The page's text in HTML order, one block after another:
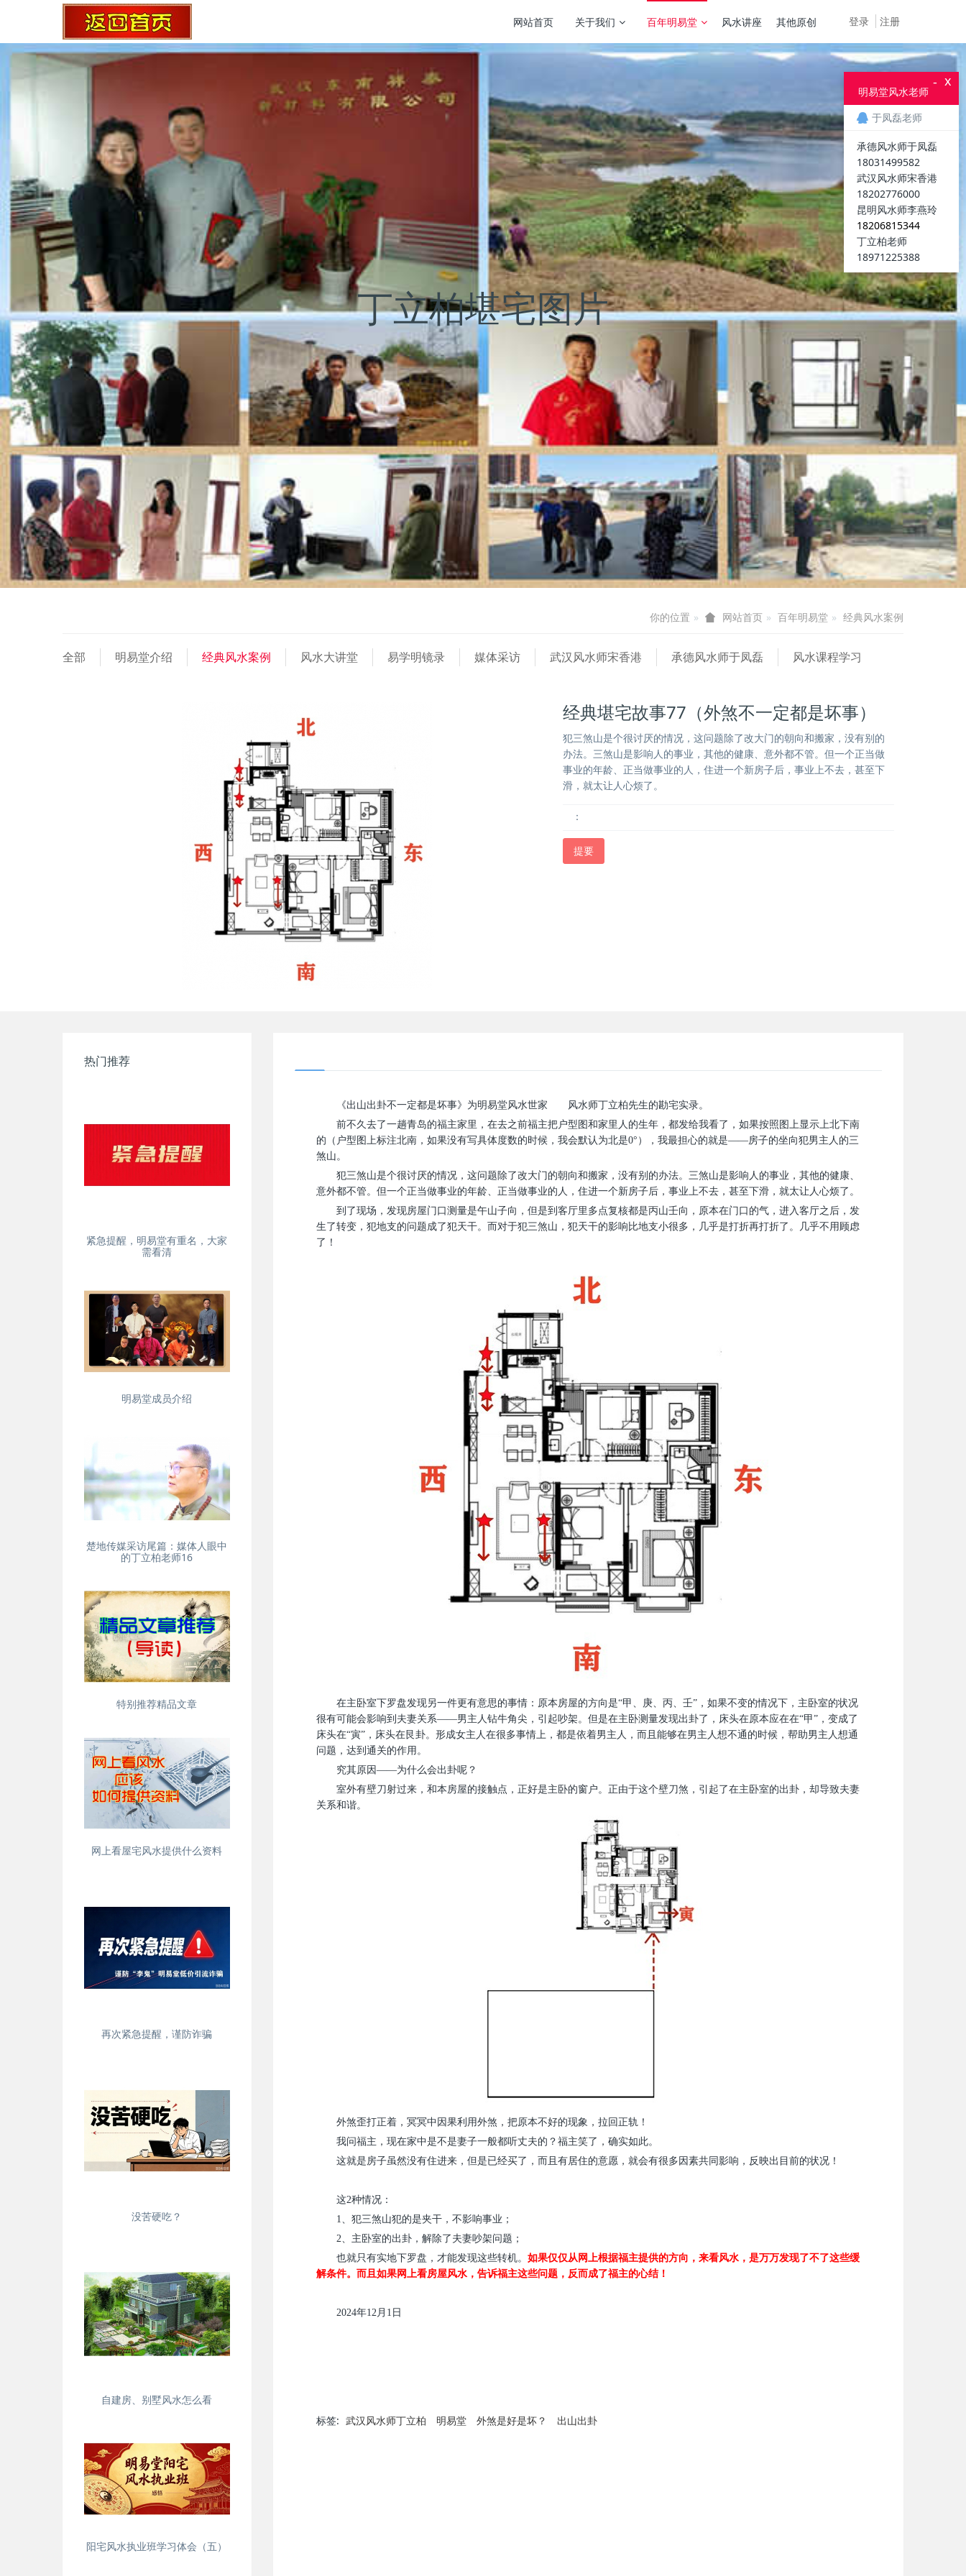
登录 注册
网站首页 关于我们 百年明易堂 风水讲座 其他原创
丁立柏堪宅图片
你的位置 网站首页 百年明易堂 经典风水案例
全部 明易堂介绍 经典风水案例 风水大讲堂 易学明镜录 媒体采访 武汉风水师宋香港 承德风水师于凤磊 风水课程学习
经典堪宅故事77（外煞不一定都是坏事）
犯三煞山是个很讨厌的情况，这问题除了改大门的朝向和搬家，没有别的
办法。三煞山是影响人的事业，其他的健康、意外都不管。但一个正当做
事业的年龄、正当做事业的人，住进一个新房子后，事业上不去，甚至下
滑，就太让人心烦了。
：
提要
《出山出卦不一定都是坏事》为明易堂风水世家
风水师丁立柏先生的勘宅实录。
前不久去了一趟青岛的福主家里，在去之前福主把户型图和家里人的生年，都发给我看了，如果按照图上显示上北下南
的（户型图上标注北南，如果没有写具体度数的时候，我会默认为北是0°），我最担心的就是——房子的坐向犯男主人的三
煞山。
犯三煞山是个很讨厌的情况，这问题除了改大门的朝向和搬家，没有别的办法。三煞山是影响人的事业，其他的健康、
意外都不管。但一个正当做事业的年龄、正当做事业的人，住进一个新房子后，事业上不去，甚至下滑，就太让人心烦了。
到了现场，发现房屋门口测量是午山子向，但是到客厅里多点复核都是丙山壬向，原本在门口的气，进入客厅之后，发
生了转变，犯地支的问题成了犯天干。而对于犯三煞山，犯天干的影响比地支小很多，几乎是打折再打折了。几乎不用顾虑
了！
在主卧室下罗盘发现另一件更有意思的事情： 原本房屋的方向是“甲、庚、丙、壬”，如果不变的情况下，主卧室的状况
很有可能会影响到夫妻关系——男主人钻牛角尖，引起吵架。但是在主卧测量发现出卦了，床头在原本应在在“甲”，变成了
床头在“寅”，床头在艮卦。形成女主人在很多事情上，都是依着男主人，而且能够在男主人想不通的时候，帮助男主人想通
问题，达到通关的作用。
究其原因——为什么会出卦呢？
室外有壁刀射过来，和本房屋的接触点，正好是主卧的窗户。正由于这个壁刀煞，引起了在主卧室的出卦，却导致夫妻
关系和谐。
外煞歪打正着，冥冥中因果利用外煞，把原本不好的现象，拉回正轨！
我问福主，现在家中是不是妻子一般都听丈夫的？福主笑了，确实如此。
这就是房子虽然没有住进来，但是已经买了，而且有居住的意愿，就会有很多因素共同影响，反映出目前的状况！
这2种情况：
1、犯三煞山犯的是夹干，不影响事业；
2、主卧室的出卦，解除了夫妻吵架问题；
也就只有实地下罗盘，才能发现这些转机。 如果仅仅从网上根据福主提供的方向，来看风水，是万万发现了不了这些缓
解条件。而且如果网上看房屋风水，告诉福主这些问题，反而成了福主的心结！
2024年12月1日
标签: 武汉风水师丁立柏 明易堂 外煞是好是坏？ 出山出卦
热门推荐
紧急提醒，明易堂有重名，大家
需看清
明易堂成员介绍
楚地传媒采访尾篇：媒体人眼中
的丁立柏老师16
特别推荐精品文章
网上看屋宅风水提供什么资料
再次紧急提醒，谨防诈骗
没苦硬吃？
自建房、别墅风水怎么看
阳宅风水执业班学习体会（五）
x
-
明易堂风水老师
于凤磊老师
承德风水师于凤磊
18031499582
武汉风水师宋香港
18202776000
昆明风水师李燕玲
18206815344
丁立柏老师
18971225388